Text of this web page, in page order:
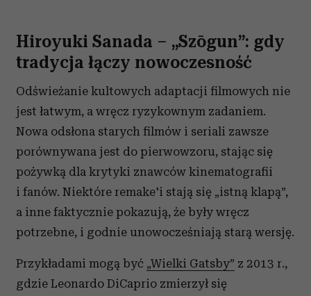
Hiroyuki Sanada – „Szōgun”: gdy
tradycja łączy nowoczesność
Odświeżanie kultowych adaptacji filmowych nie
jest łatwym, a wręcz ryzykownym zadaniem.
Nowa odsłona starych filmów i seriali zawsze
porównywana jest do pierwowzoru, stając się
pożywką dla krytyki znawców kinematografii
i fanów. Niektóre remake'i stają się „istną klapą”,
a inne faktycznie pokazują, że były wręcz
potrzebne, i godnie unowocześniają starą wersję.
Przykładami mogą być „Wielki Gatsby” z 2013 r.,
gdzie Leonardo DiCaprio zmierzył się